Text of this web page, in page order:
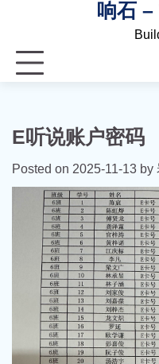
响石
E听说账户密码
Posted on 2025-11-13 by